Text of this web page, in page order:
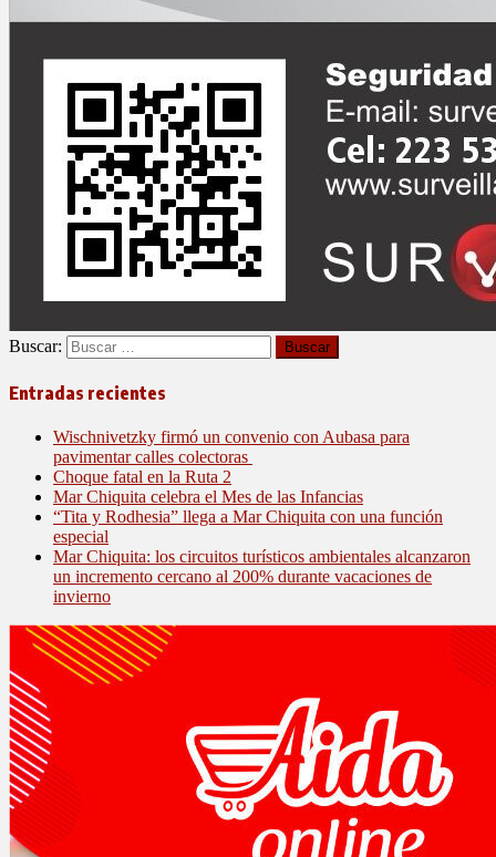
Buscar:
Entradas recientes
Wischnivetzky firmó un convenio con Aubasa para
pavimentar calles colectoras
Choque fatal en la Ruta 2
Mar Chiquita celebra el Mes de las Infancias
“Tita y Rodhesia” llega a Mar Chiquita con una función
especial
Mar Chiquita: los circuitos turísticos ambientales alcanzaron
un incremento cercano al 200% durante vacaciones de
invierno